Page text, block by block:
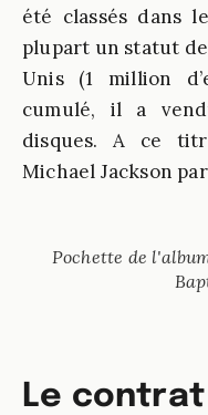
été classés dans
plupart un statut
Unis (1 million
cumulé, il a
disques. A ce
Michael Jackson
Pochette de
Le contrat